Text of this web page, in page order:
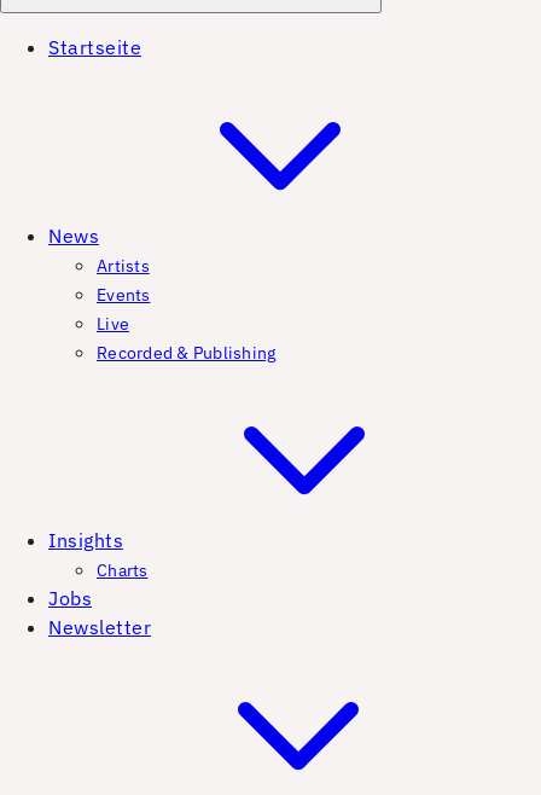
Startseite
News
Artists
Events
Live
Recorded & Publishing
Insights
Charts
Jobs
Newsletter